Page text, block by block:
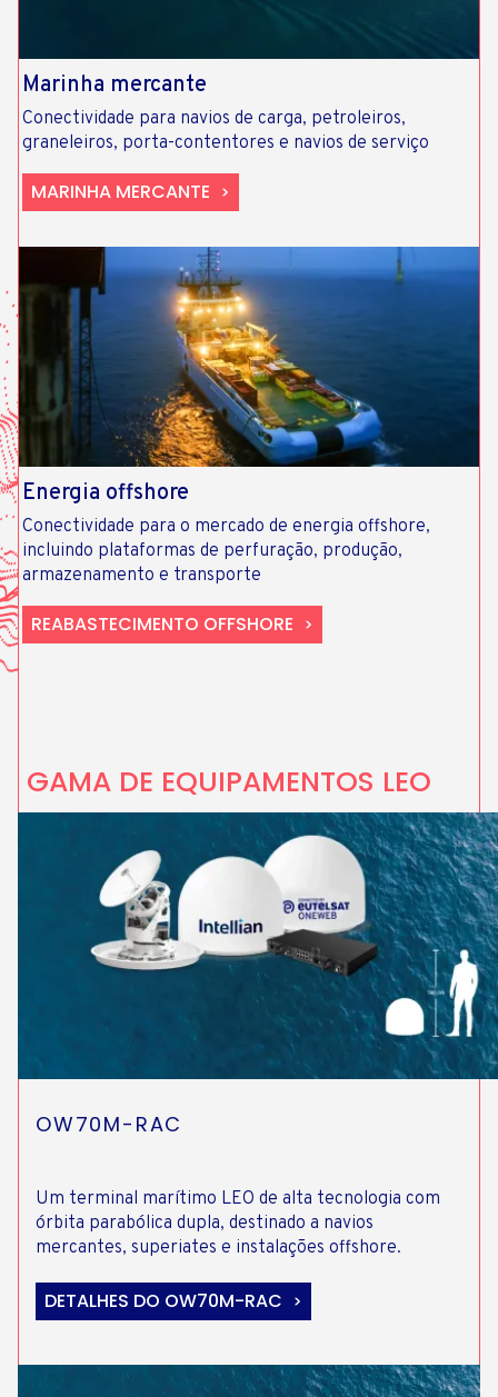
Marinha mercante
Conectividade para navios de carga, petroleiros,
graneleiros, porta-contentores e navios de serviço
MARINHA MERCANTE
Energia offshore
Conectividade para o mercado de energia offshore,
incluindo plataformas de perfuração, produção,
armazenamento e transporte
REABASTECIMENTO OFFSHORE
GAMA DE EQUIPAMENTOS LEO
OW70M-RAC
Um terminal marítimo LEO de alta tecnologia com
órbita parabólica dupla, destinado a navios
mercantes, superiates e instalações offshore.
DETALHES DO OW70M-RAC